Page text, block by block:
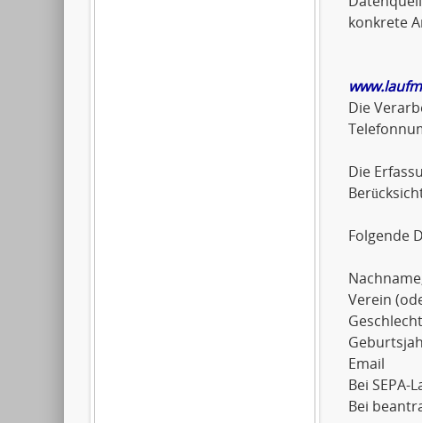
konkrete
Die
Die
Folgende
Verein
Geschlecht
Email
Bei
Bei